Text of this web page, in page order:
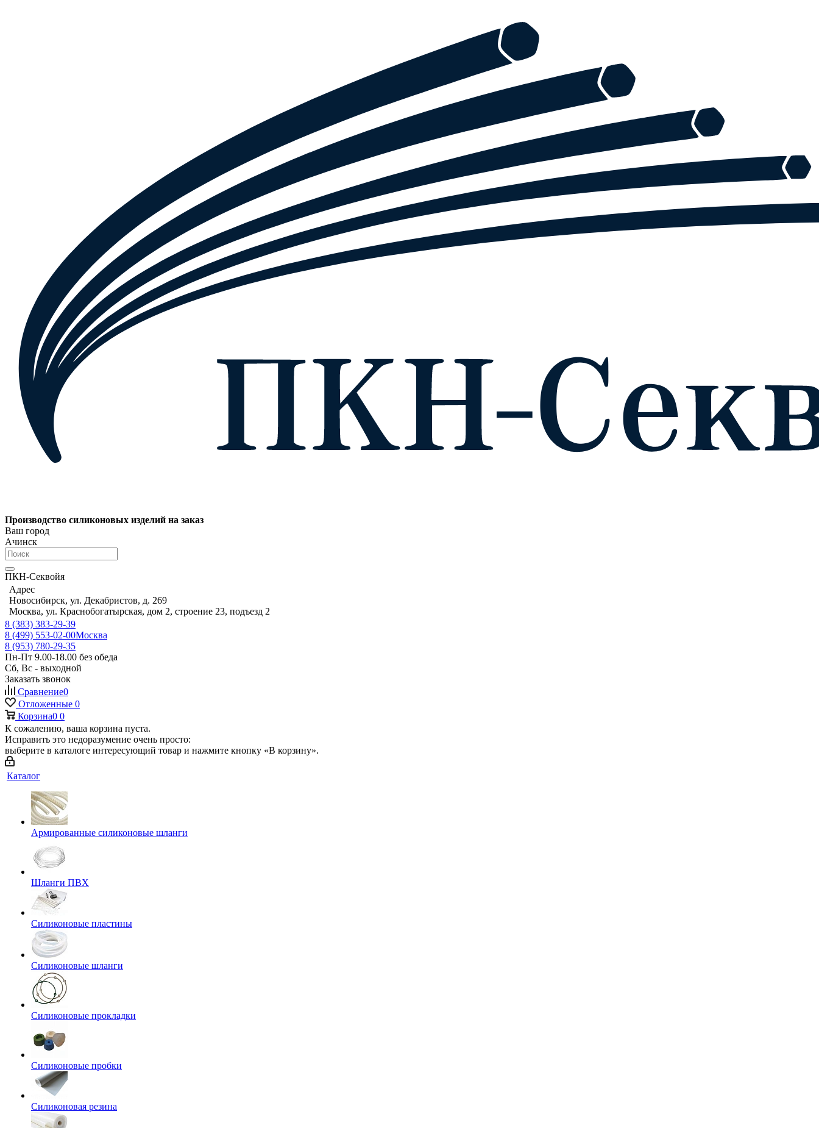
Производство силиконовых изделий на заказ
Ваш город
Ачинск
ПКН-Секвойя
Адрес
Новосибирск, ул. Декабристов, д. 269
Москва, ул. Краснобогатырская, дом 2, строение 23, подъезд 2
8 (383) 383-29-39
8 (499) 553-02-00Москва
8 (953) 780-29-35
Пн-Пт 9.00-18.00 без обеда
Сб, Вс - выходной
Заказать звонок
Сравнение0
Отложенные 0
Корзина0 0
К сожалению, ваша корзина пуста.
Исправить это недоразумение очень просто:
выберите в каталоге интересующий товар и нажмите кнопку «В корзину».
Каталог
Армированные силиконовые шланги
Шланги ПВХ
Силиконовые пластины
Силиконовые шланги
Силиконовые прокладки
Силиконовые пробки
Силиконовая резина